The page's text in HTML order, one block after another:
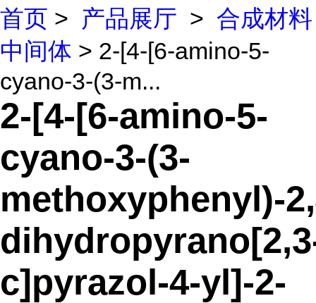
首页 > 产品展厅 > 合成材料
中间体 > 2-[4-[6-amino-5-
cyano-3-(3-m...
2-[4-[6-amino-5-
cyano-3-(3-
methoxyphenyl)-
c]pyrazol-4-yl]-2-